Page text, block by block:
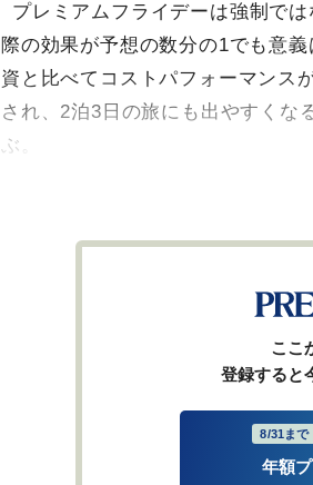
プレミアムフライデーは強制で
際の効果が予想の数分の1でも意
資と比べてコストパフォーマンス
され、2泊3日の旅にも出やすくな
ぶ。
ここ
登録すると
8/31まで
年額